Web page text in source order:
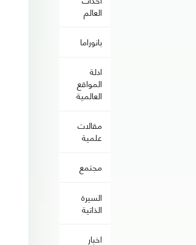
العالم
بانوراما
ادلة
المواقع
العالمية
مقالات
علمية
مجتمع
السيرة
الذاتية
اخبار